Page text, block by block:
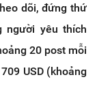
dõi, đứng thứ
người yêu thích
20 post mỗi
USD (khoảng